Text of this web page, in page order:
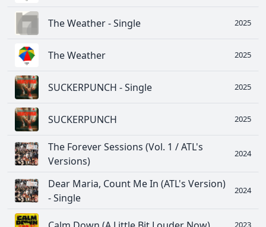
The Weather - Single 2025
The Weather 2025
SUCKERPUNCH - Single 2025
SUCKERPUNCH 2025
The Forever Sessions (Vol. 1 / ATL's
Versions)
2024
Dear Maria, Count Me In (ATL's Version)
- Single
2024
2023